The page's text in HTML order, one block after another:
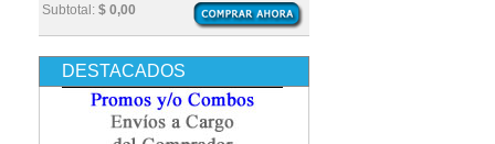
Subtotal: $ 0,00
DESTACADOS